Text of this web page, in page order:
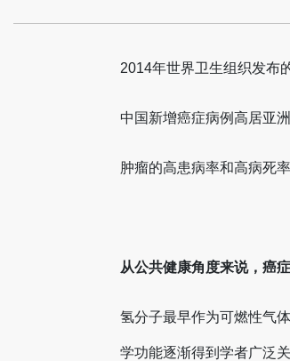
2014年世界卫生组织发布
中国新增癌症病例高居亚
肿瘤的高患病率和高病死
从公共健康角度来说，癌
氢分子最早作为可燃性气
学功能逐渐得到学者广泛